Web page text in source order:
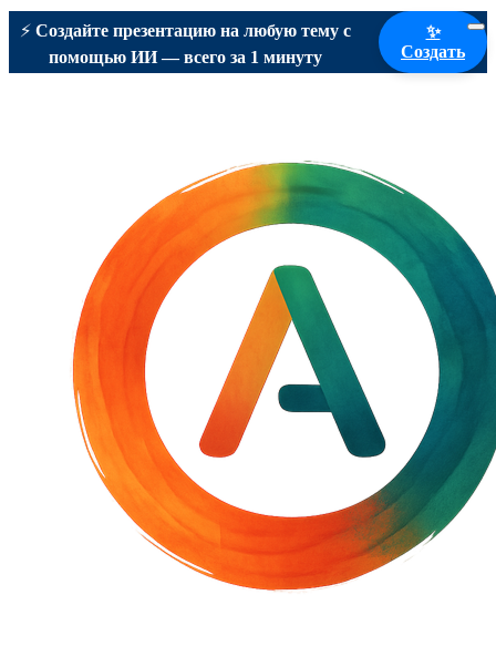
⚡ Создайте презентацию на любую тему с
помощью ИИ — всего за 1 минуту
✨
Создать